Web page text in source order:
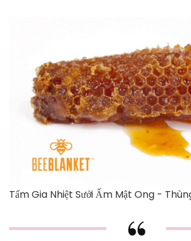
Tấm Gia Nhiệt Sưởi Ấm Mật Ong -